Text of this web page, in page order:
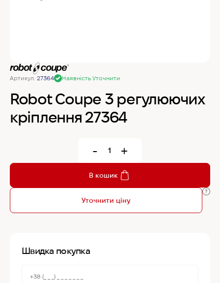
Samaref Холодильна шафа PF 600 TN
Rational Пароконвекційна піч газова iCombi
Pro 6-1/1
Артикул: 27364 Наявність Уточнити
Robot Coupe 3 регулюючих
кріплення 27364
- +
В кошик
Уточнити ціну
Швидка покупка